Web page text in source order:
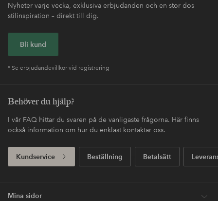
Nyheter varje vecka, exklusiva erbjudanden och en stor dos
stilinspiration – direkt till dig.
Bli kund
* Se erbjudandevillkor vid registrering
Behöver du hjälp?
I vår FAQ hittar du svaren på de vanligaste frågorna. Här finns
också information om hur du enklast kontaktar oss.
Kundservice Beställning Betalsätt
Mina sidor